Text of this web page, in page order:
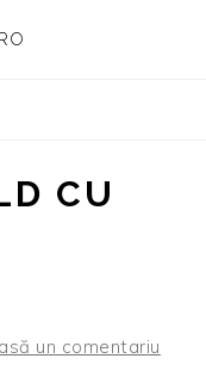
CU
un comentariu